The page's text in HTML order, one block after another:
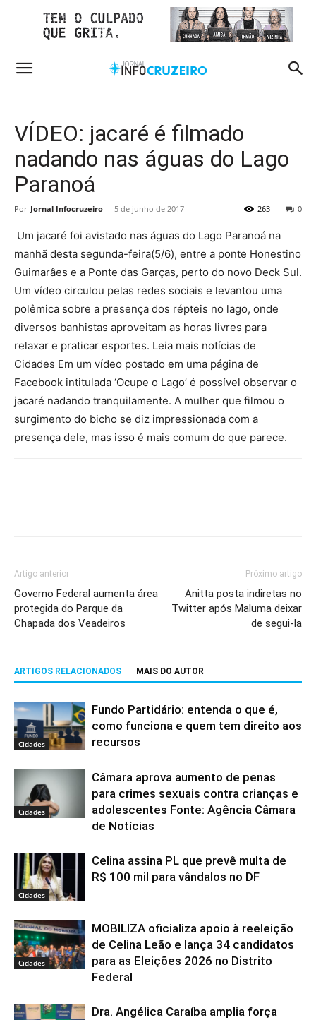
VÍDEO: jacaré é filmado
nadando nas águas do Lago
Paranoá
Por Jornal Infocruzeiro - 5 de junho de 2017 0
263
Um jacaré foi avistado nas águas do Lago Paranoá na
manhã desta segunda-feira(5/6), entre a ponte Honestino
Guimarâes e a Ponte das Garças, perto do novo Deck Sul.
Um vídeo circulou pelas redes sociais e levantou uma
polêmica sobre a presença dos répteis no lago, onde
diversos banhistas aproveitam as horas livres para
relaxar e praticar esportes. Leia mais notícias de
Cidades Em um vídeo postado em uma página de
Facebook intitulada ‘Ocupe o Lago’ é possível observar o
jacaré nadando tranquilamente. A mulher que filmou o
surgimento do bicho se diz impressionada com a
presença dele, mas isso é mais comum do que parece.
Artigo anterior
Governo Federal aumenta área
protegida do Parque da
Chapada dos Veadeiros
Próximo artigo
Anitta posta indiretas no
Twitter após Maluma deixar
de segui-la
ARTIGOS RELACIONADOS MAIS DO AUTOR
Cidades
Fundo Partidário: entenda o que é,
como funciona e quem tem direito aos
recursos
Cidades
Câmara aprova aumento de penas
para crimes sexuais contra crianças e
adolescentes Fonte: Agência Câmara
de Notícias
Cidades
Celina assina PL que prevê multa de
R$ 100 mil para vândalos no DF
Cidades
MOBILIZA oficializa apoio à reeleição
de Celina Leão e lança 34 candidatos
para as Eleições 2026 no Distrito
Federal
Dra. Angélica Caraíba amplia força